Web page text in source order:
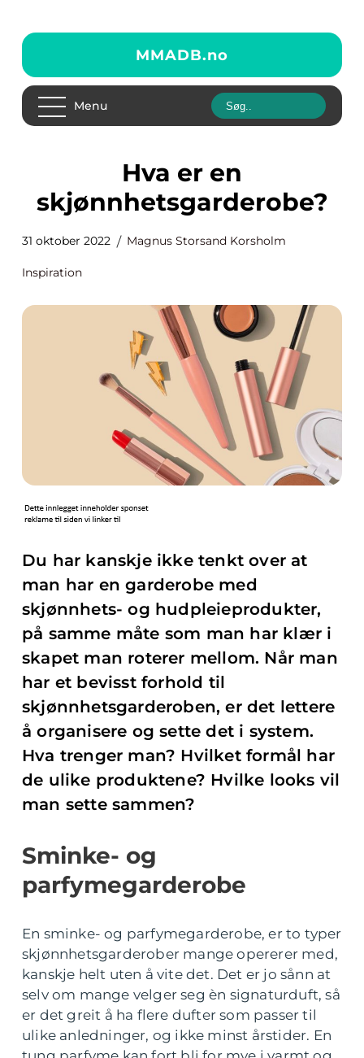
MMADB.no
Menu
Hva er en
skjønnhetsgarderobe?
31 oktober 2022 Magnus Storsand Korsholm
Inspiration
Du har kanskje ikke tenkt over at
man har en garderobe med
skjønnhets- og hudpleieprodukter,
på samme måte som man har klær i
skapet man roterer mellom. Når man
har et bevisst forhold til
skjønnhetsgarderoben, er det lettere
å organisere og sette det i system.
Hva trenger man? Hvilket formål har
de ulike produktene? Hvilke looks vil
man sette sammen?
Sminke- og
parfymegarderobe
En sminke- og parfymegarderobe, er to typer
skjønnhetsgarderober mange opererer med,
kanskje helt uten å vite det. Det er jo sånn at
selv om mange velger seg èn signaturduft, så
er det greit å ha flere dufter som passer til
ulike anledninger, og ikke minst årstider. En